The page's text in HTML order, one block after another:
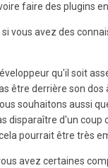
faire des plugins
vous avez des
qu'il soit
être derrière son dos
souhaitons aussi
disparaître d'un coup
pourrait être très
avez certaines